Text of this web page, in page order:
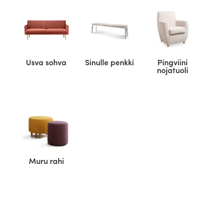
Usva sohva Sinulle penkki Pingviini
nojatuoli
Muru rahi